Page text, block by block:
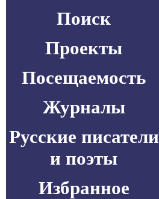
Поиск
Проекты
Посещаемость
Журналы
Русские писатели
и поэты
Избранное